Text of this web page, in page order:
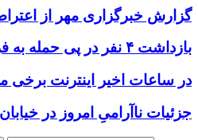
گزارش خبرگزاری مهر از
بازداشت ۴ نفر در پی حمله به فرمانداری فسا
در ساعات اخیر اینترنت
جزئیات ناآرامیِ امروز در